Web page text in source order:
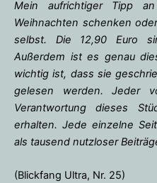
Mein aufrichtiger Tipp
Weihnachten schenken
selbst. Die 12,90 Euro
Außerdem ist es genau
wichtig ist, dass sie
gelesen werden. Jeder
Verantwortung dieses
erhalten. Jede einzelne
als tausend nutzloser
(Blickfang Ultra, Nr. 25)